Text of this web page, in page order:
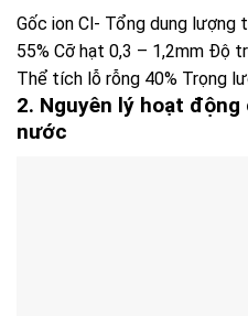
Gốc ion Cl- Tổng dung
55% Cỡ hạt 0,3 – 1,2mm Độ
Thể tích lỗ rỗng 40% Trọng
2. Nguyên lý hoạt
nước